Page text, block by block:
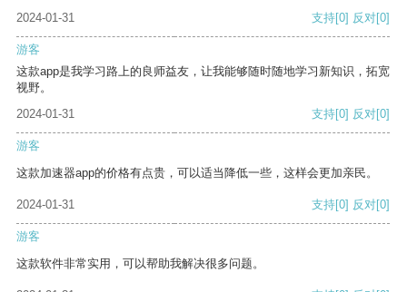
2024-01-31
支持[0] 反对[0]
游客
这款app是我学习路上的良师益友，让我能够随时随地学习新知识，拓宽
视野。
2024-01-31
支持[0] 反对[0]
游客
这款加速器app的价格有点贵，可以适当降低一些，这样会更加亲民。
2024-01-31 支持[0] 反对[0]
游客
这款软件非常实用，可以帮助我解决很多问题。